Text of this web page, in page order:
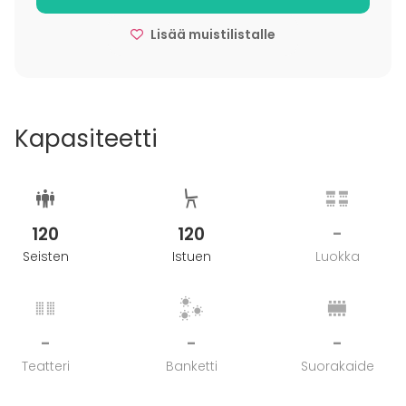
Lisää muistilistalle
Kapasiteetti
120
Seisten
120
Istuen
-
Luokka
-
Teatteri
-
Banketti
-
Suorakaide